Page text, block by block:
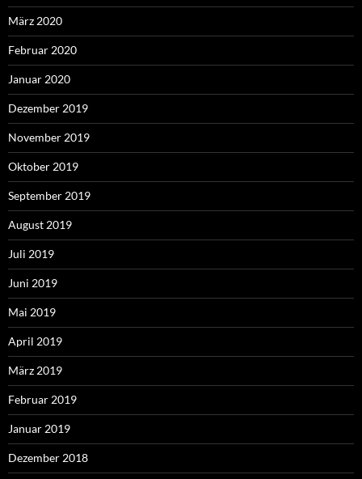
März 2020
Februar 2020
Januar 2020
Dezember 2019
November 2019
Oktober 2019
September 2019
August 2019
Juli 2019
Juni 2019
Mai 2019
April 2019
März 2019
Februar 2019
Januar 2019
Dezember 2018